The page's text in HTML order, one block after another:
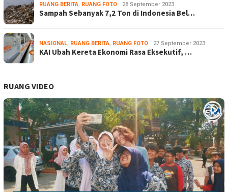
RUANG BERITA RUANG FOTO 28 September 2023
Sampah Sebanyak 7,2 Ton di Indonesia Bel…
NASIONAL RUANG BERITA RUANG FOTO 27 September 2023
KAI Ubah Kereta Ekonomi Rasa Eksekutif, …
RUANG VIDEO